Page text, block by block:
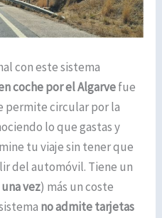
con este sistema
coche por el Algarvefue
permite circular por la
lo que gastas y
tu viaje sin tener que
del automóvil. Tiene un
vez) más un coste
no admite tarjetas